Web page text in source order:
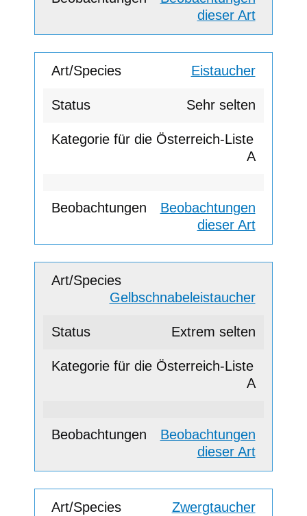
dieser Art
Eistaucher
Sehr selten
A
Beobachtungen
dieser Art
Gelbschnabeleistaucher
Extrem selten
A
Beobachtungen
dieser Art
Zwergtaucher